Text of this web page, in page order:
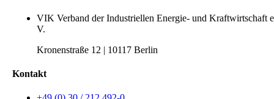
VIK Verband der Industriellen Energie- und Kraftwirtschaft
V.
Kronenstraße 12 | 10117 Berlin
Kontakt